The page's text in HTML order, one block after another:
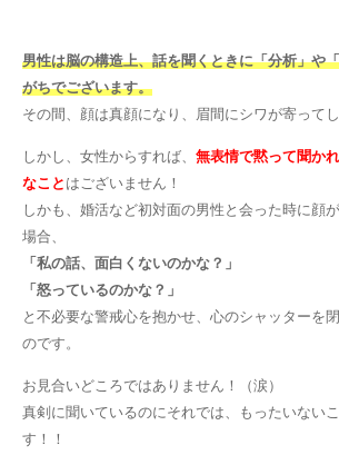
男性は脳の構造上、話を聞くときに「分析」や
がちでございます。
その間、顔は真顔になり、眉間にシワが寄って
しかし、女性からすれば、 無表情で黙って聞か
なこと はございません！
しかも、婚活など初対面の男性と会った時に顔
場合、
「私の話、面白くないのかな？」
「怒っているのかな？」
と不必要な警戒心を抱かせ、心のシャッターを
のです。
お見合いどころではありません！（涙）
真剣に聞いているのにそれでは、もったいない
す！！